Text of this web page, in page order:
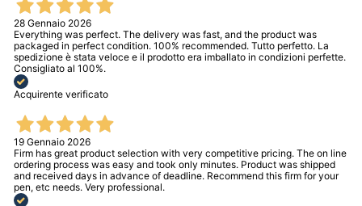
28 Gennaio 2026
Everything was perfect. The delivery was fast, and the product was
packaged in perfect condition. 100% recommended. Tutto perfetto. La
spedizione è stata veloce e il prodotto era imballato in condizioni perfette.
Consigliato al 100%.
Acquirente verificato
19 Gennaio 2026
Firm has great product selection with very competitive pricing. The on line
ordering process was easy and took only minutes. Product was shipped
and received days in advance of deadline. Recommend this firm for your
pen, etc needs. Very professional.